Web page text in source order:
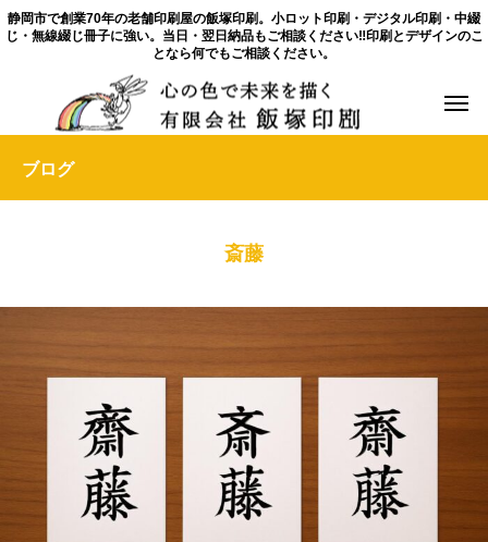
静岡市で創業70年の老舗印刷屋の飯塚印刷。小ロット印刷・デジタル印刷・中綴
じ・無線綴じ冊子に強い。当日・翌日納品もご相談ください‼印刷とデザインのこ
となら何でもご相談ください。
ブログ
斎藤